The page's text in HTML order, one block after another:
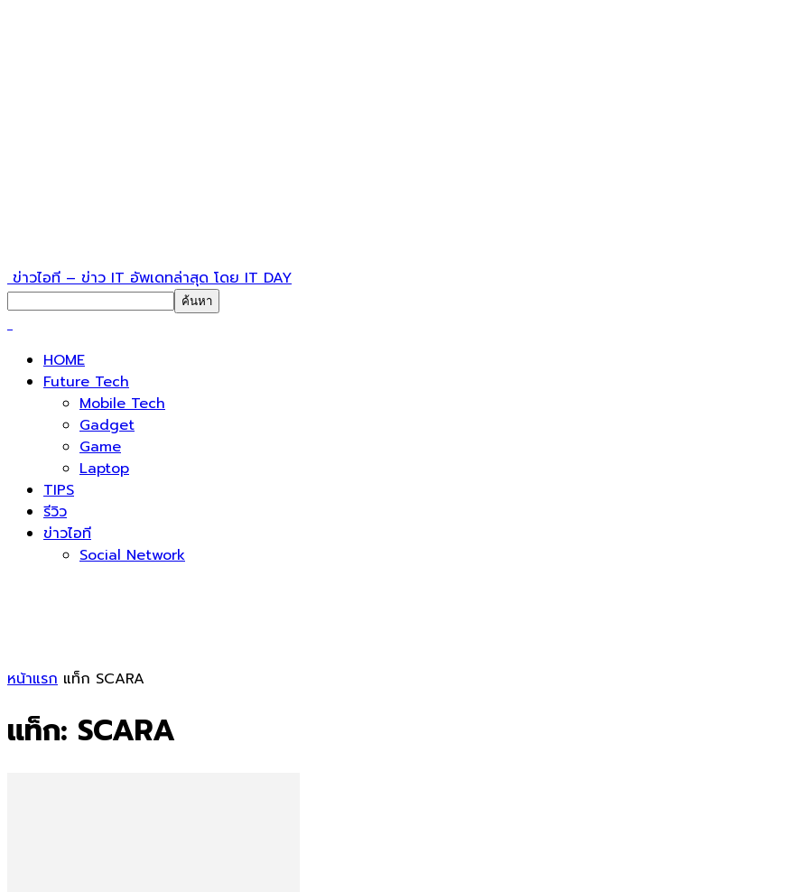
ข่าวไอที – ข่าว IT อัพเดทล่าสุด โดย IT DAY
HOME
Future Tech
Mobile Tech
Gadget
Game
Laptop
TIPS
รีวิว
ข่าวไอที
Social Network
หน้าแรก แท็ก SCARA
แท็ก: SCARA